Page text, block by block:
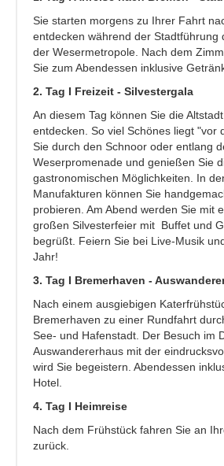
Sie starten morgens zu Ihrer Fahrt
entdecken während der Stadtführung
der Wesermetropole. Nach dem
Sie zum Abendessen inklusive
2. Tag I Freizeit - Silvestergala
An diesem Tag können Sie die
entdecken. So viel Schönes liegt "vor
Sie durch den Schnoor oder entlang
Weserpromenade und genießen Sie
gastronomischen Möglichkeiten. In
Manufakturen können Sie
probieren. Am Abend werden Sie mit
großen Silvesterfeier mit Buffet und
begrüßt. Feiern Sie bei Live-Musik
Jahr!
3. Tag I Bremerhaven -
Nach einem ausgiebigen
Bremerhaven zu einer Rundfahrt
See- und Hafenstadt. Der Besuch im
Auswandererhaus mit der
wird Sie begeistern. Abendessen
Hotel.
4. Tag I Heimreise
Nach dem Frühstück fahren Sie an
zurück.